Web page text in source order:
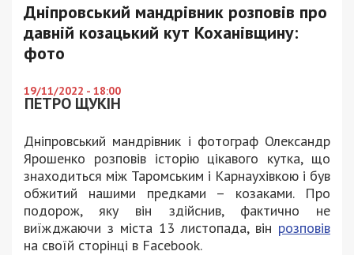
Дніпровський мандрівник розповів про
давній козацький кут Коханівщину:
фото
19/11/2022 - 18:00
ПЕТРО ЩУКІН
Дніпровський мандрівник і фотограф Олександр
Ярошенко розповів історію цікавого кутка, що
знаходиться між Таромським і Карнаухівкою і був
обжитий нашими предками – козаками. Про
подорож, яку він здійснив, фактично не
виїжджаючи з міста 13 листопада, він розповів
на своїй сторінці в Facebook.